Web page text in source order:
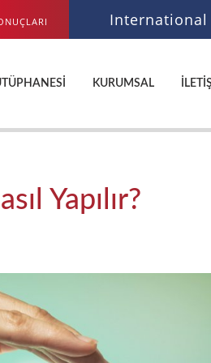
International
KURUMSAL
Yapılır?